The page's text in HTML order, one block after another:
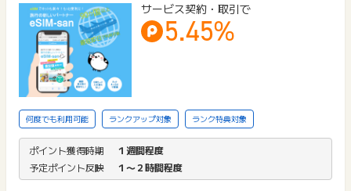
サービス契約・取引で
5.45%
何度でも利用可能 ランクアップ対象 ランク特典対象
ポイント獲得時期
１週間程度
予定ポイント反映
１〜２時間程度